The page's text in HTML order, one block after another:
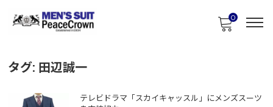
0
タグ: 田辺誠一
テレビドラマ「スカイキャッスル」にメンズスーツ